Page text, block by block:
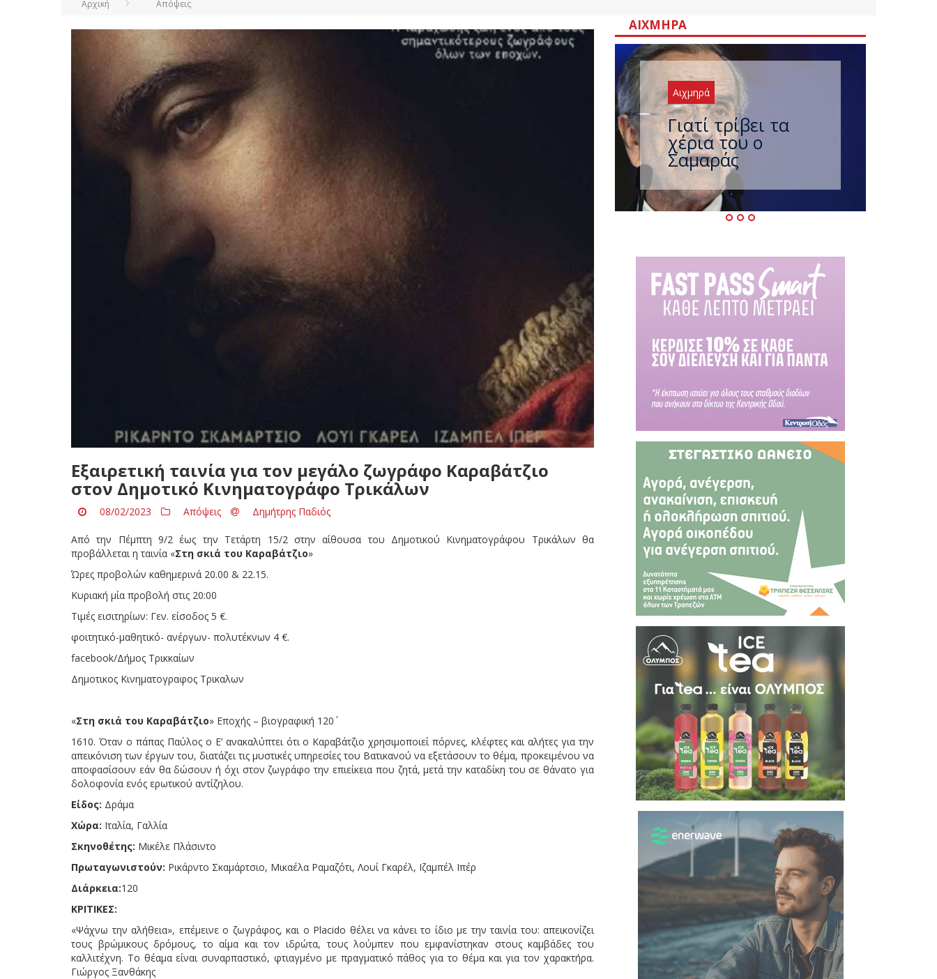
Αρχική Απόψεις
Εξαιρετική ταινία για τον μεγάλο ζωγράφο Καραβάτζιο
στον Δημοτικό Κινηματογράφο Τρικάλων
08/02/2023 Απόψεις Δημήτρης Παδιός
Από την Πέμπτη 9/2 έως την Τετάρτη 15/2 στην αίθουσα του Δημοτικού Κινηματογράφου Τρικάλων θα
προβάλλεται η ταινία «Στη σκιά του Καραβάτζιο»
Ώρες προβολών καθημερινά 20.00 & 22.15.
Κυριακή μία προβολή στις 20:00
Τιμές εισιτηρίων: Γεν. είσοδος 5 €.
φοιτητικό-μαθητικό- ανέργων- πολυτέκνων 4 €.
facebook/Δήμος Τρικκαίων
Δημοτικος Κινηματογραφος Τρικαλων
«Στη σκιά του Καραβάτζιο» Εποχής – βιογραφική 120΄
1610. Όταν ο πάπας Παύλος o Ε’ ανακαλύπτει ότι ο Καραβάτζιο χρησιμοποιεί πόρνες, κλέφτες και αλήτες για την
απεικόνιση των έργων του, διατάζει τις μυστικές υπηρεσίες του Βατικανού να εξετάσουν το θέμα, προκειμένου να
αποφασίσουν εάν θα δώσουν ή όχι στον ζωγράφο την επιείκεια που ζητά, μετά την καταδίκη του σε θάνατο για
δολοφονία ενός ερωτικού αντίζηλου.
Είδος: Δράμα
Χώρα: Ιταλία, Γαλλία
Σκηνοθέτης: Μικέλε Πλάσιντο
Πρωταγωνιστούν: Ρικάρντο Σκαμάρτσιο, Μικαέλα Ραμαζότι, Λουί Γκαρέλ, Ιζαμπέλ Ιπέρ
Διάρκεια:120
ΚΡΙΤΙΚΕΣ:
«Ψάχνω την αλήθεια», επέμεινε ο ζωγράφος, και ο Placido θέλει να κάνει το ίδιο με την ταινία του: απεικονίζει
τους βρώμικους δρόμους, το αίμα και τον ιδρώτα, τους λούμπεν που εμφανίστηκαν στους καμβάδες του
καλλιτέχνη. Το θέαμα είναι συναρπαστικό, φτιαγμένο με πραγματικό πάθος για το θέμα και για τον χαρακτήρα.
Γιώργος Ξανθάκης
ΑΙΧΜΗΡΆ
Αιχμηρά
Ξαναχτύπησαν